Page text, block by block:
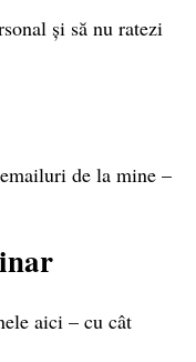
și să nu ratezi
de la mine –
aici – cu cât